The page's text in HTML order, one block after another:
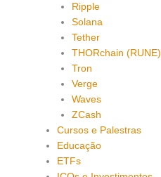
Ripple
Solana
Tether
THORchain (RUNE)
Tron
Verge
Waves
ZCash
Cursos e Palestras
Educação
ETFs